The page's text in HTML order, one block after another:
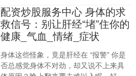
配资炒股服务中心 身体的求
救信号：别让肝经“堵”住你的
健康_气血_情绪_症状
身体这些怪象，竟是肝经在 “报警” 你是
否总感觉身体不对劲，却又说不上来具